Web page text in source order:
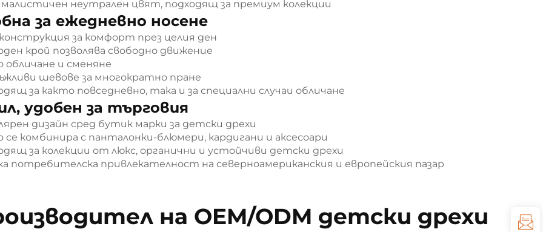
неутрален цвят, подходящ за премиум колекции
за ежедневно носене
за комфорт през целия ден
крой позволява свободно движение
обличане и сменяне
шевове за многократно пране
за както повседневно, така и за специални случаи обличане
удобен за търговия
дизайн сред бутик марки за детски дрехи
се комбинира с панталонки-блюмери, кардигани и аксесоари
за колекции от люкс, органични и устойчиви детски дрехи
потребителска привлекателност на северноамериканския и европейския пазар
на OEM/ODM детски дрехи